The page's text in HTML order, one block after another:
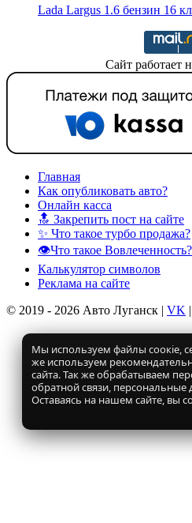
Lada Largus 1.6 бензин 16
Сайт работает
Главная
Как опубликовать авто?
Онлайн касса
🔝 Закрепить пост на сайте
✨ Что такое турбо продажа?
👁️Что такое Вовлеченность?
Калькулятор символов
Реклама на сайте
© 2019 - 2026 Авто Луганск | VK |
Мы используем файлы соокіе,
же используем
сайта. Так же обрабатываем
обратной связи,
Оставаясь на нашем сайте, вы